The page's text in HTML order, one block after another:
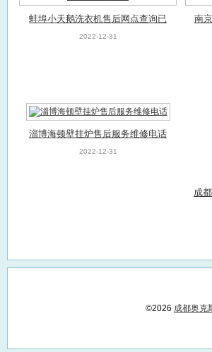
蚌埠小天鹅洗衣机售后网点查询已
更新（全国/热线）
2022-12-31
南
淄博海顿壁挂炉售后服务维修电话
2022-12-31
成
客
©2026 成都奥克